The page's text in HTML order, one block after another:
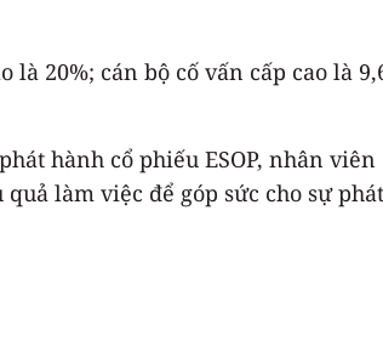
20%; cán bộ cố vấn cấp cao là
hành cổ phiếu ESOP, nhân
làm việc để góp sức cho sự